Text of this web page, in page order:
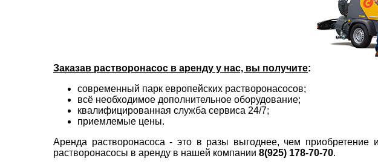
Заказав растворонасос в аренду у нас, вы получите:
современный парк европейских растворонасосов;
всё необходимое дополнительное оборудование;
квалифицированная служба сервиса 24/7;
приемлемые цены.
Аренда растворонасоса - это в разы выгоднее, чем приобретение
растворонасосы в аренду в нашей компании 8(925) 178-70-70.